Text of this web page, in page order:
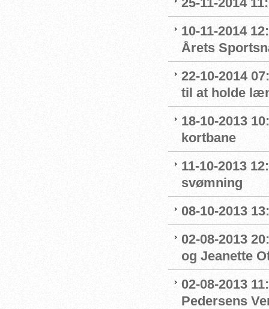
10-11-2014
Årets
22-10-2014
til at holde
18-10-2013
kortbane
11-10-2013
svømning
08-10-2013
02-08-2013
og Jeanette
02-08-2013
Pedersens